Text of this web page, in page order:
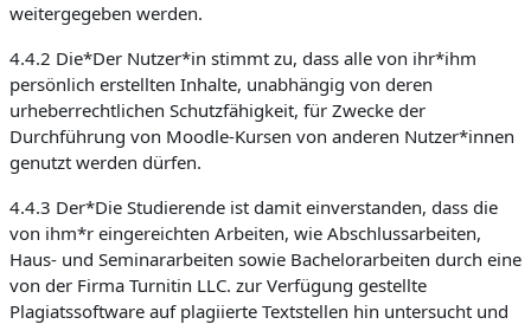
weitergegeben werden.
4.4.2 Die*Der Nutzer*in stimmt zu, dass alle von ihr*ihm
persönlich erstellten Inhalte, unabhängig von deren
urheberrechtlichen Schutzfähigkeit, für Zwecke der
Durchführung von Moodle-Kursen von anderen Nutzer*innen
genutzt werden dürfen.
4.4.3 Der*Die Studierende ist damit einverstanden, dass die
von ihm*r eingereichten Arbeiten, wie Abschlussarbeiten,
Haus- und Seminararbeiten sowie Bachelorarbeiten durch eine
von der Firma Turnitin LLC. zur Verfügung gestellte
Plagiatssoftware auf plagiierte Textstellen hin untersucht und